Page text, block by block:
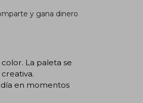
y gana dinero
La paleta se
en momentos